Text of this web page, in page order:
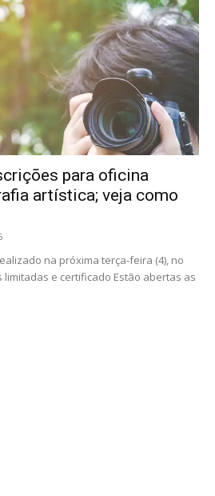
para oficina
artística; veja como
na próxima terça-feira (4), no
limitadas e certificado Estão abertas as